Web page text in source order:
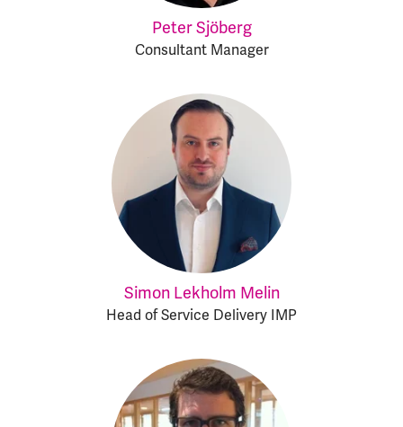
Peter Sjöberg
Consultant Manager
Simon Lekholm Melin
Head of Service Delivery IMP